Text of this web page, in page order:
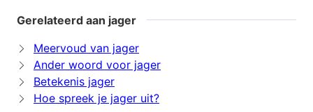
Gerelateerd aan jager
Meervoud van jager
Ander woord voor jager
Betekenis jager
Hoe spreek je jager uit?